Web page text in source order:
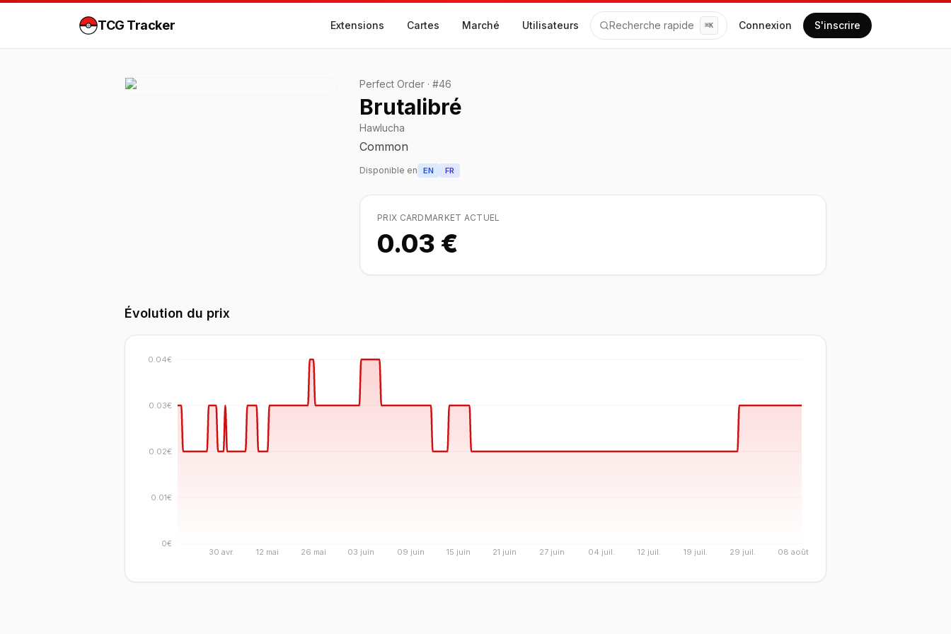
TCG Tracker Extensions Cartes Marché Utilisateurs Recherche rapide ⌘K Connexion S'inscrire
Perfect Order · #46
Brutalibré
Hawlucha
Common
Disponible en EN FR
PRIX CARDMARKET ACTUEL
0.03 €
Évolution du prix
30 avr. 12 mai 26 mai 03 juin 09 juin 15 juin 21 juin 27 juin 04 juil. 12 juil. 19 juil. 29 juil. 08 août
0€
0.01€
0.02€
0.03€
0.04€